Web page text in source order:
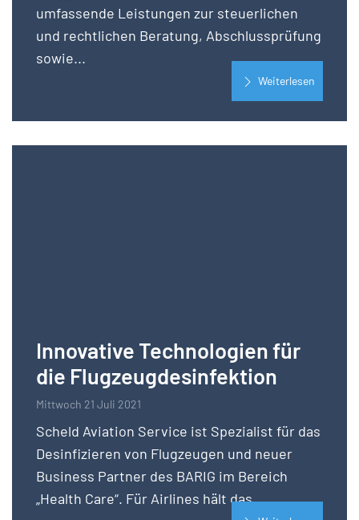
umfassende Leistungen zur steuerlichen
und rechtlichen Beratung, Abschlussprüfung
sowie...
Weiterlesen
Innovative Technologien für
die Flugzeugdesinfektion
Mittwoch 21 Juli 2021
Scheld Aviation Service ist Spezialist für das
Desinfizieren von Flugzeugen und neuer
Business Partner des BARIG im Bereich
„Health Care“. Für Airlines hält das...